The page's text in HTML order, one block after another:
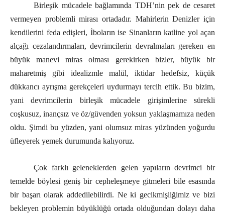
Birleşik mücadele bağlamında TDH’nin pek de cesaret
vermeyen problemli mirası ortadadır. Mahirlerin Denizler için
kendilerini feda edişleri, İboların ise Sinanların katline yol açan
alçağı cezalandırmaları, devrimcilerin devralmaları gereken en
büyük manevi miras olması gerekirken bizler, büyük bir
maharetmiş gibi idealizmle malül, iktidar hedefsiz, küçük
dükkancı ayrışma gerekçeleri uydurmayı tercih ettik. Bu bizim,
yani devrimcilerin birleşik mücadele girişimlerine sürekli
coşkusuz, inançsız ve öz/güvenden yoksun yaklaşmamıza neden
oldu. Şimdi bu yüzden, yani olumsuz miras yüzünden yoğurdu
üfleyerek yemek durumunda kalıyoruz.
Çok farklı geleneklerden gelen yapıların devrimci bir
temelde böylesi geniş bir cepheleşmeye gitmeleri bile esasında
bir başarı olarak addedilebilirdi. Ne ki gecikmişliğimiz ve bizi
bekleyen problemin büyüklüğü ortada olduğundan dolayı daha